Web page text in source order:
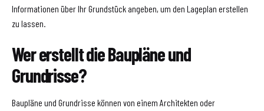
Informationen über Ihr Grundstück angeben, um den Lageplan erstellen
zu lassen.
Wer erstellt die Baupläne und
Grundrisse?
Baupläne und Grundrisse können von einem Architekten oder